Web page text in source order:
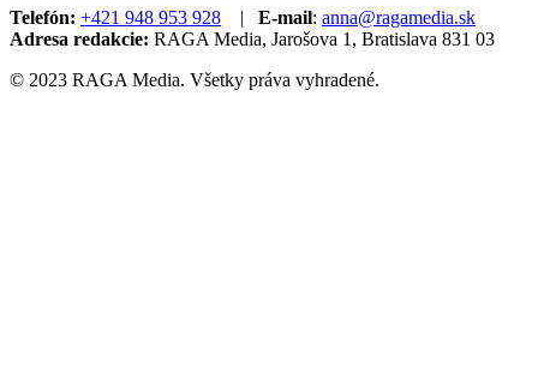
Telefón: +421 948 953 928 | E-mail: anna@ragamedia.sk
Adresa redakcie: RAGA Media, Jarošova 1, Bratislava 831 03
© 2023 RAGA Media. Všetky práva vyhradené.